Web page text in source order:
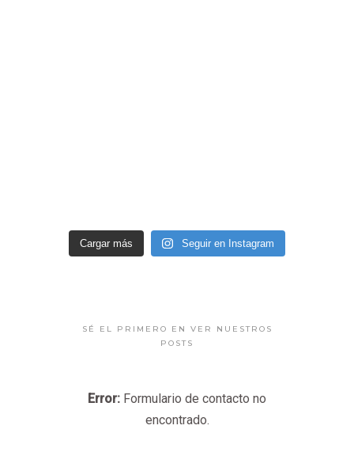
Cargar más Seguir en Instagram
SÉ EL PRIMERO EN VER NUESTROS
POSTS
Error: Formulario de contacto no
encontrado.